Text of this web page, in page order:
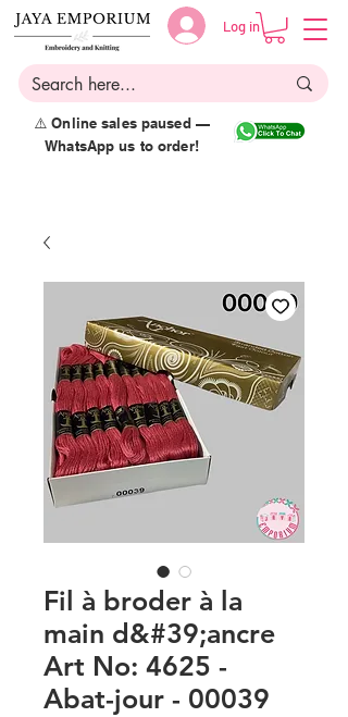
Log in
⚠️ Online sales paused —
WhatsApp us to order!
Fil à broder à la
main d&#39;ancre
Art No: 4625 -
Abat-jour - 00039